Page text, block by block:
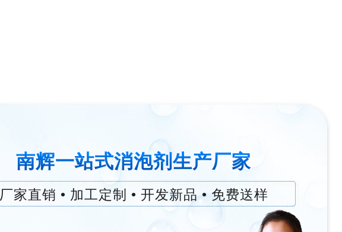
南辉一站式消泡剂生产厂家
厂家直销 • 加工定制 • 开发新品 • 免费送样